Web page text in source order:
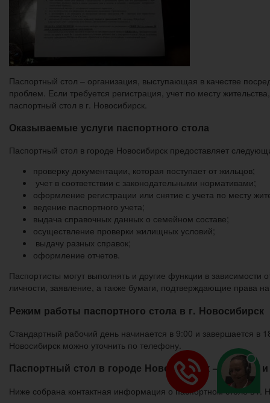
Паспортный стол – организация, выступающая в качестве
проблем. Если требуется регистрация, учет по месту
паспортный стол в г. Новосибирск.
Оказываемые услуги паспортного стола
Паспортный стол в городе Новосибирск предоставляет
проверку документации, которая поступает от жильцов;
учет в соответствии с законодательными нормативами;
оформление регистрации или снятие с учета по месту
ведение паспортного учета;
выдача справочных данных о семейном составе;
осуществление проверки жилищных условий;
выдачу разных справок;
оформление отчетов.
Паспортисты могут выполнять и другие функции в
личности, заявление, а также бумаги, подтверждающие права на
Режим работы паспортного стола в г. Новосибирск
Стандартный рабочий день начинается в 9:00 и завершается
Новосибирск можно уточнить по телефону.
Паспортный стол в городе Новосибирск — адреса
Ниже собрана контактная информация о паспортном столе в